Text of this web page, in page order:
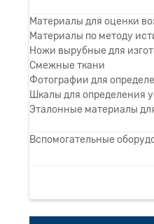
Материалы для оценки
Материалы по методу
Ножи вырубные для
Смежные ткани
Фотографии для
Шкалы для определения
Эталонные материалы
Вспомогательные